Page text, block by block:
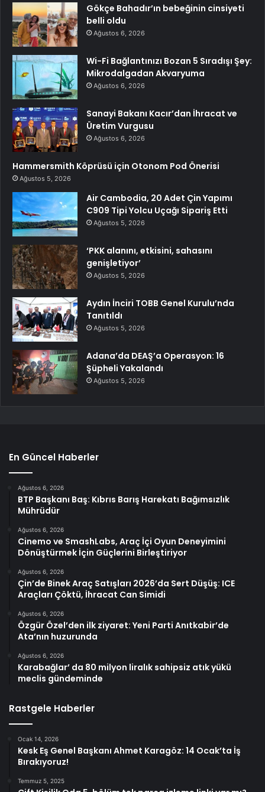
Gökçe Bahadır’ın bebeğinin cinsiyeti
belli oldu
Ağustos 6, 2026
Wi-Fi Bağlantınızı Bozan 5 Sıradışı Şey:
Mikrodalgadan Akvaryuma
Ağustos 6, 2026
Sanayi Bakanı Kacır’dan İhracat ve
Üretim Vurgusu
Ağustos 6, 2026
Hammersmith Köprüsü için Otonom Pod Önerisi
Ağustos 5, 2026
Air Cambodia, 20 Adet Çin Yapımı
C909 Tipi Yolcu Uçağı Sipariş Etti
Ağustos 5, 2026
‘PKK alanını, etkisini, sahasını
genişletiyor’
Ağustos 5, 2026
Aydın İnciri TOBB Genel Kurulu’nda
Tanıtıldı
Ağustos 5, 2026
Adana’da DEAŞ’a Operasyon: 16
Şüpheli Yakalandı
Ağustos 5, 2026
En Güncel Haberler
Ağustos 6, 2026
BTP Başkanı Baş: Kıbrıs Barış Harekatı Bağımsızlık
Mührüdür
Ağustos 6, 2026
Cinemo ve SmashLabs, Araç İçi Oyun Deneyimini
Dönüştürmek İçin Güçlerini Birleştiriyor
Ağustos 6, 2026
Çin’de Binek Araç Satışları 2026’da Sert Düşüş: ICE
Araçları Çöktü, İhracat Can Simidi
Ağustos 6, 2026
Özgür Özel’den ilk ziyaret: Yeni Parti Anıtkabir’de
Ata’nın huzurunda
Ağustos 6, 2026
Karabağlar’ da 80 milyon liralık sahipsiz atık yükü
meclis gündeminde
Rastgele Haberler
Ocak 14, 2026
Kesk Eş Genel Başkanı Ahmet Karagöz: 14 Ocak’ta İş
Bırakıyoruz!
Temmuz 5, 2025